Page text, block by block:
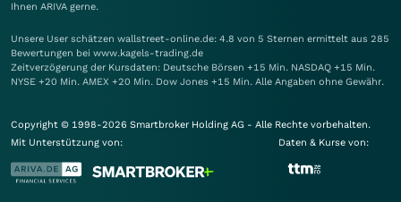
Ihnen ARIVA gerne.
Unsere User schätzen wallstreet-online.de: 4.8 von 5 Sternen ermittelt aus 285
Bewertungen bei www.kagels-trading.de
Zeitverzögerung der Kursdaten: Deutsche Börsen +15 Min. NASDAQ +15 Min.
NYSE +20 Min. AMEX +20 Min. Dow Jones +15 Min. Alle Angaben ohne Gewähr.
Copyright © 1998-2026 Smartbroker Holding AG - Alle Rechte vorbehalten.
Mit Unterstützung von:
Daten & Kurse von: